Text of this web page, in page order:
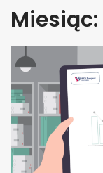
Miesiąc: